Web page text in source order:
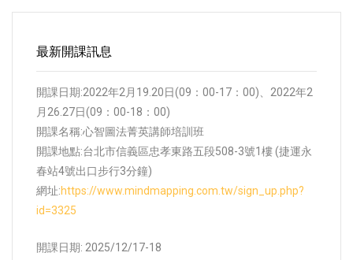
最新開課訊息
開課日期:2022年2月19.20日(09：00-17：00)、2022年2
月26.27日(09：00-18：00)
開課名稱:心智圖法菁英講師培訓班
開課地點:台北市信義區忠孝東路五段508-3號1樓 (捷運永
春站4號出口步行3分鐘)
網址:https://www.mindmapping.com.tw/sign_up.php?
id=3325
開課日期: 2025/12/17-18